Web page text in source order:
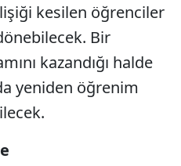
kesilen öğrenciler
Bir
kazandığı halde
yeniden öğrenim